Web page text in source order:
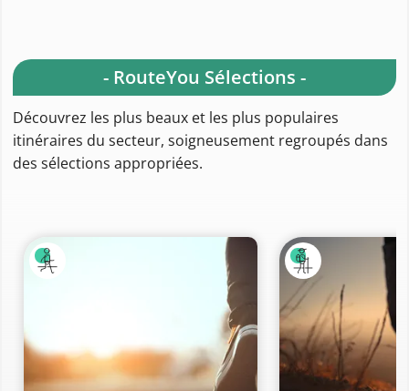
- RouteYou Sélections -
Découvrez les plus beaux et les plus populaires
itinéraires du secteur, soigneusement regroupés dans
des sélections appropriées.